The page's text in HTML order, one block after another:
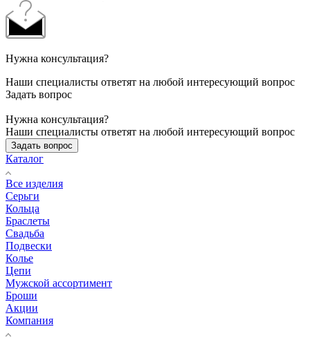
Нужна консультация?
Наши специалисты ответят на любой интересующий вопрос
Задать вопрос
Нужна консультация?
Наши специалисты ответят на любой интересующий вопрос
Задать вопрос
Каталог
Все изделия
Серьги
Кольца
Браслеты
Свадьба
Подвески
Колье
Цепи
Мужской ассортимент
Броши
Акции
Компания